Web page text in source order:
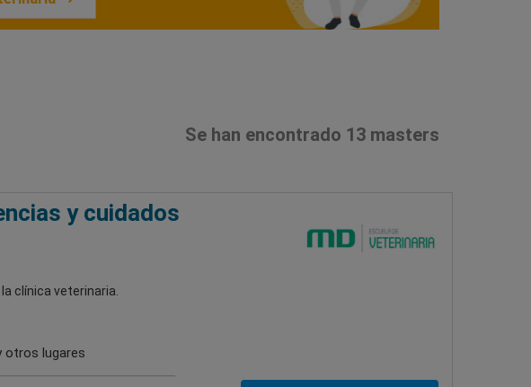
Se han encontrado 13 masters
y cuidados
clínica veterinaria.
otros lugares